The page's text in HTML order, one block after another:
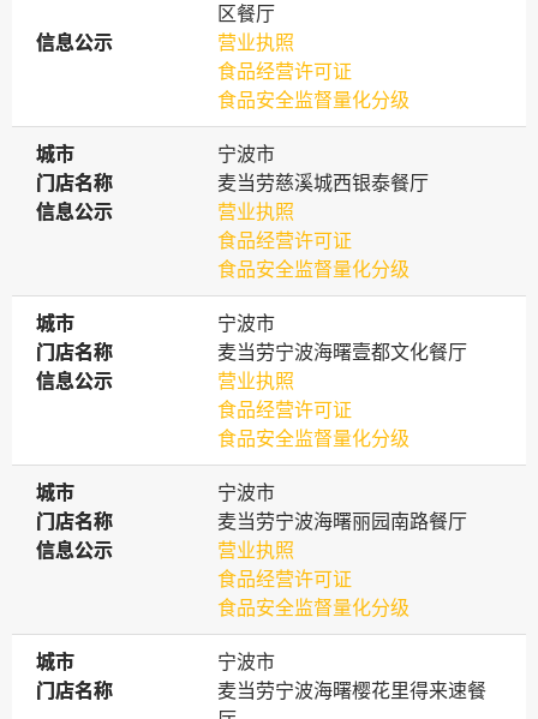
区餐厅
信息公示
信息公示
营业执照
食品经营许可证
食品安全监督量化分级
城市
城市
宁波市
门店名称
门店名称
麦当劳慈溪城西银泰餐厅
信息公示
信息公示
营业执照
食品经营许可证
食品安全监督量化分级
城市
城市
宁波市
门店名称
门店名称
麦当劳宁波海曙壹都文化餐厅
信息公示
信息公示
营业执照
食品经营许可证
食品安全监督量化分级
城市
城市
宁波市
门店名称
门店名称
麦当劳宁波海曙丽园南路餐厅
信息公示
信息公示
营业执照
食品经营许可证
食品安全监督量化分级
城市
城市
宁波市
门店名称
门店名称
麦当劳宁波海曙樱花里得来速餐